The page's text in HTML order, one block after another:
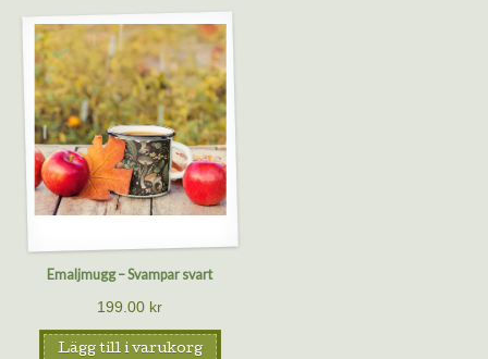
Emaljmugg – Svampar svart
199.00 kr
Lägg till i varukorg